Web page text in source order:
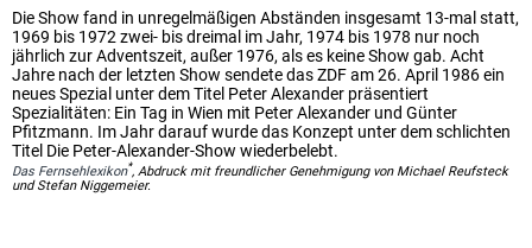
Die Show fand in unregelmäßigen Abständen insgesamt 13-mal statt,
1969 bis 1972 zwei- bis dreimal im Jahr, 1974 bis 1978 nur noch
jährlich zur Adventszeit, außer 1976, als es keine Show gab. Acht
Jahre nach der letzten Show sendete das ZDF am 26. April 1986 ein
neues Spezial unter dem Titel Peter Alexander präsentiert
Spezialitäten: Ein Tag in Wien mit Peter Alexander und Günter
Pfitzmann. Im Jahr darauf wurde das Konzept unter dem schlichten
Titel Die Peter-Alexander-Show wiederbelebt.
Das Fernsehlexikon*, Abdruck mit freundlicher Genehmigung von Michael Reufsteck
und Stefan Niggemeier.